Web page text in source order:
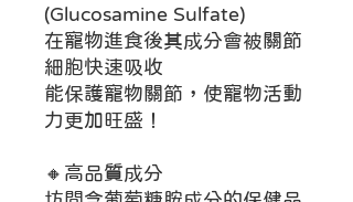
(Glucosamine Sulfate)
在寵物進食後其成分會被關節
細胞快速吸收
能保護寵物關節，使寵物活動
力更加旺盛！
🔸高品質成分